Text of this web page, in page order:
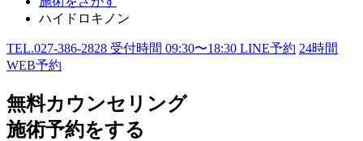
ハイドロキノン
TEL.027-386-2828 受付時間 09:30〜18:30 LINE予約 24時間
WEB予約
無料カウンセリング
施術予約をする